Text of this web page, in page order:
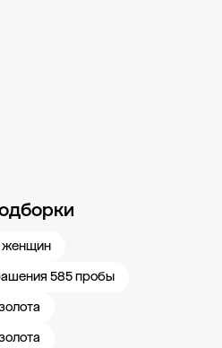
женщин
585 пробы
Блог